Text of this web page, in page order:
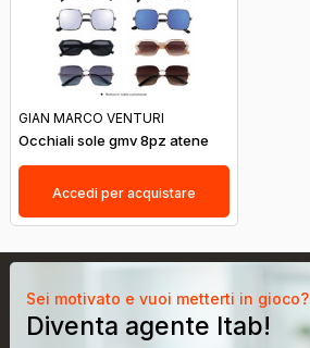
GIAN MARCO VENTURI
Occhiali sole gmv 8pz atene
Accedi per acquistare
Sei motivato e vuoi metterti in gioco?
Diventa agente Itab!